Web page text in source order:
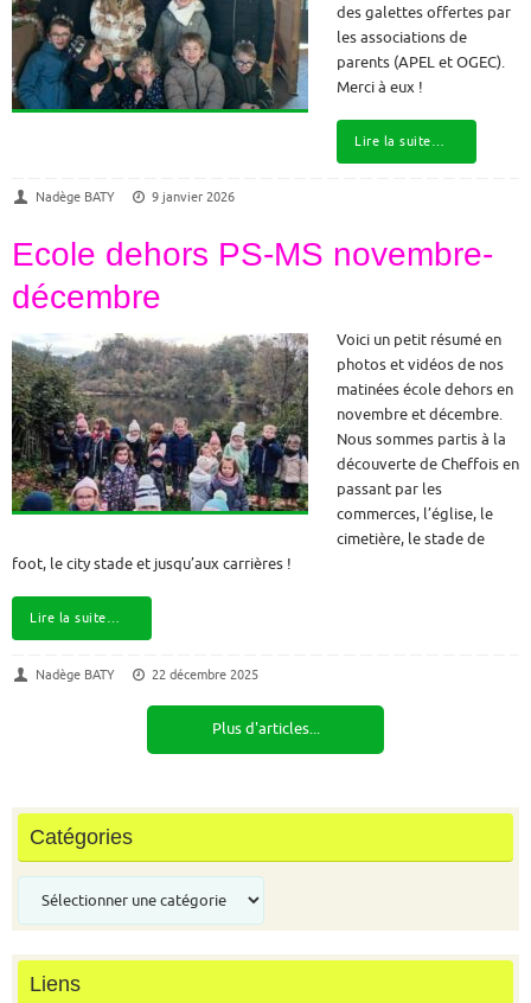
des galettes offertes par
les associations de
parents (APEL et OGEC).
Merci à eux !
Lire la suite…
Nadège BATY 9 janvier 2026
Ecole dehors PS-MS novembre-
décembre
Voici un petit résumé en
photos et vidéos de nos
matinées école dehors en
novembre et décembre.
Nous sommes partis à la
découverte de Cheffois en
passant par les
commerces, l’église, le
cimetière, le stade de
foot, le city stade et jusqu’aux carrières !
Lire la suite…
Nadège BATY 22 décembre 2025
Plus d'articles...
Catégories
Liens